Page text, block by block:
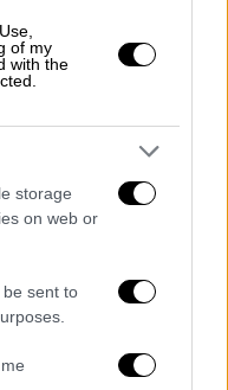
of my
with the
storage
on web or
sent to
μια πιο
όπως πέρσι
την
είναι οι
του περσινού The
δύο
ερωτικό.
, ο οποίος
πρόταση αλλά
συμμετέχει